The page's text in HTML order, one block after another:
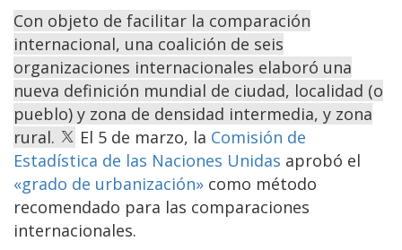
Con objeto de facilitar la comparación
internacional, una coalición de seis
organizaciones internacionales elaboró una
nueva definición mundial de ciudad, localidad (o
pueblo) y zona de densidad intermedia, y zona
rural.
El 5 de marzo, la Comisión de
Estadística de las Naciones Unidas aprobó el
«grado de urbanización» como método
recomendado para las comparaciones
internacionales.